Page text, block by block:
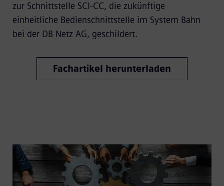
zur Schnittstelle SCI-CC, die zukünftige
einheitliche Bedienschnittstelle im System Bahn
bei der DB Netz AG, geschildert.
Fachartikel herunterladen